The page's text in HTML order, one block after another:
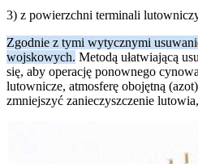
3) z powierzchni terminali
Zgodnie z tymi wytycznymi
wojskowych. Metodą ułatwiającą
się, aby operację ponownego
lutownicze, atmosferę obojętną
zmniejszyć zanieczyszczenie